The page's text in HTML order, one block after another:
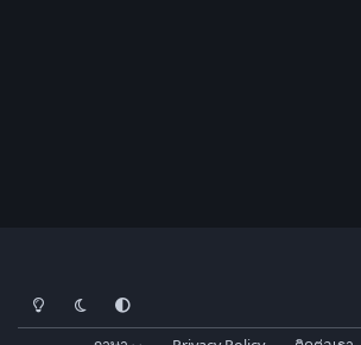
โหมดสว่างโหมดมืด การตั้งค่าระบบ